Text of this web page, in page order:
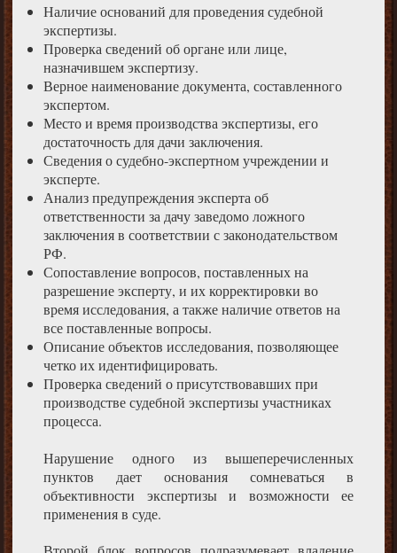
Наличие оснований для проведения судебной
экспертизы.
Проверка сведений об органе или лице,
назначившем экспертизу.
Верное наименование документа, составленного
экспертом.
Место и время производства экспертизы, его
достаточность для дачи заключения.
Сведения о судебно-экспертном учреждении и
эксперте.
Анализ предупреждения эксперта об
ответственности за дачу заведомо ложного
заключения в соответствии с законодательством
РФ.
Сопоставление вопросов, поставленных на
разрешение эксперту, и их корректировки во
время исследования, а также наличие ответов на
все поставленные вопросы.
Описание объектов исследования, позволяющее
четко их идентифицировать.
Проверка сведений о присутствовавших при
производстве судебной экспертизы участниках
процесса.
Нарушение одного из вышеперечисленных
пунктов дает основания сомневаться в
объективности экспертизы и возможности ее
применения в суде.